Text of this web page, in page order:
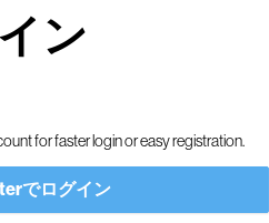
ン
for faster login or easy registration.
でログイン